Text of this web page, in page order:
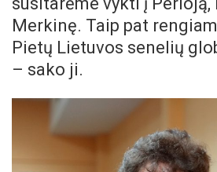
Merkinę. Taip pat
Pietų Lietuvos senelių
– sako ji.